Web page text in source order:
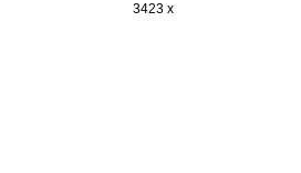
3423 x